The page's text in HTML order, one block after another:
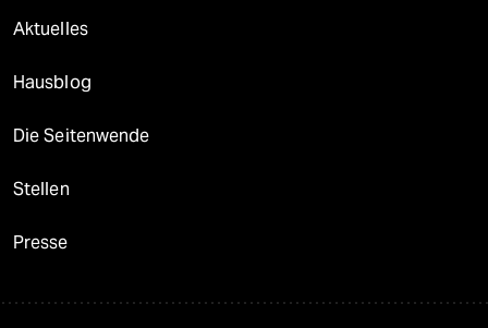
Aktuelles
Hausblog
Die Seitenwende
Stellen
Presse